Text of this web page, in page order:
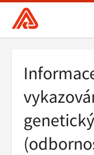
Všeobecná
zdravotní
hlavní
stránka
Drobečková
navigace